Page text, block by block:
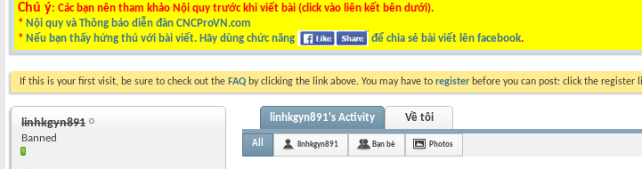
Chú ý: Các bạn nên tham khảo Nội quy trước khi viết bài (click vào liên kết bên dưới).
* Nội quy và Thông báo diễn đàn CNCProVN.com
* Nếu bạn thấy hứng thú với bài viết. Hãy dùng chức năng để chia sẻ bài viết lên facebook.
If this is your first visit, be sure to check out the FAQ by clicking the link above. You may have to register before you can post: click the
linhkgyn891
Banned
linhkgyn891's Activity Về tôi
All linhkgyn891 Bạn bè Photos